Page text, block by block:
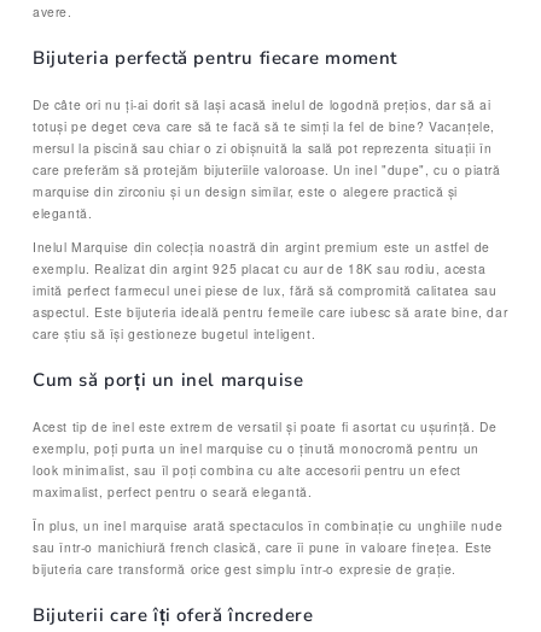
avere.
Bijuteria perfectă pentru fiecare moment
De câte ori nu ți-ai dorit să lași acasă inelul de logodnă prețios, dar să ai
totuși pe deget ceva care să te facă să te simți la fel de bine? Vacanțele,
mersul la piscină sau chiar o zi obișnuită la sală pot reprezenta situații în
care preferăm să protejăm bijuteriile valoroase. Un inel "dupe", cu o piatră
marquise din zirconiu și un design similar, este o alegere practică și
elegantă.
Inelul Marquise din colecția noastră din argint premium este un astfel de
exemplu. Realizat din argint 925 placat cu aur de 18K sau rodiu, acesta
imită perfect farmecul unei piese de lux, fără să compromită calitatea sau
aspectul. Este bijuteria ideală pentru femeile care iubesc să arate bine, dar
care știu să își gestioneze bugetul inteligent.
Cum să porți un inel marquise
Acest tip de inel este extrem de versatil și poate fi asortat cu ușurință. De
exemplu, poți purta un inel marquise cu o ținută monocromă pentru un
look minimalist, sau îl poți combina cu alte accesorii pentru un efect
maximalist, perfect pentru o seară elegantă.
În plus, un inel marquise arată spectaculos în combinație cu unghiile nude
sau într-o manichiură french clasică, care îi pune în valoare finețea. Este
bijuteria care transformă orice gest simplu într-o expresie de grație.
Bijuterii care îți oferă încredere